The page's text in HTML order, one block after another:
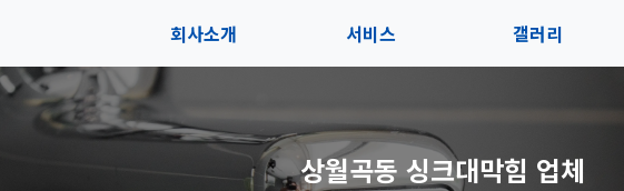
회사소개 서비스
블로그
갤러리
수도꼭지 작업
상월곡동 싱크대막힘 업체